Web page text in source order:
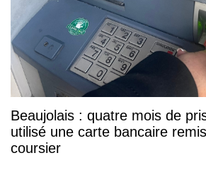
Beaujolais : quatre mois de
utilisé une carte bancaire
coursier